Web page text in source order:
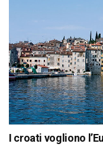
I croati vogliono